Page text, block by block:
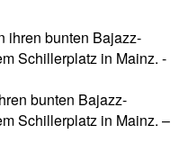
bunten Bajazz-
Schillerplatz in Mainz. –